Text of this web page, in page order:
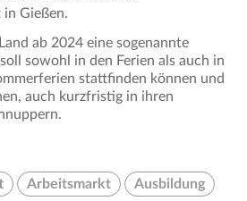
Gießen.
ab 2024 eine sogenannte
sowohl in den Ferien als auch in
stattfinden können und
auch kurzfristig in ihren
Arbeitsmarkt Ausbildung